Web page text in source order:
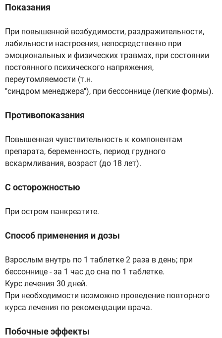
Показания
При повышенной возбудимости, раздражительности,
лабильности настроения, непосредственно при
эмоциональных и физических травмах, при состоянии
постоянного психического напряжения,
переутомляемости (т.н.
"синдром менеджера"), при бессоннице (легкие формы).
Противопоказания
Повышенная чувствительность к компонентам
препарата, беременность, период грудного
вскармливания, возраст (до 18 лет).
С осторожностью
При остром панкреатите.
Способ применения и дозы
Взрослым внутрь по 1 таблетке 2 раза в день; при
бессоннице - за 1 час до сна по 1 таблетке.
Курс лечения 30 дней.
При необходимости возможно проведение повторного
курса лечения по рекомендации врача.
Побочные эффекты